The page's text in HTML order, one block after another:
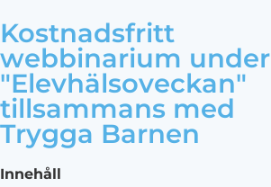
Kostnadsfritt
webbinarium under
"Elevhälsoveckan"
tillsammans med
Trygga Barnen
Innehåll